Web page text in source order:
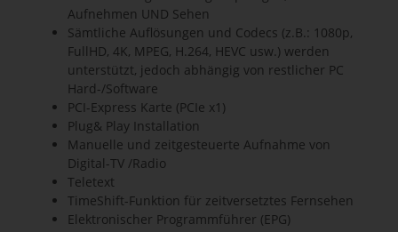
Aufnehmen UND Sehen
Sämtliche Auflösungen und Codecs (z.B.: 1080p,
FullHD, 4K, MPEG, H.264, HEVC usw.) werden
unterstützt, jedoch abhängig von restlicher PC
Hard-/Software
PCI-Express Karte (PCIe x1)
Plug& Play Installation
Manuelle und zeitgesteuerte Aufnahme von
Digital-TV /Radio
Teletext
TimeShift-Funktion für zeitversetztes Fernsehen
Elektronischer Programmführer (EPG)